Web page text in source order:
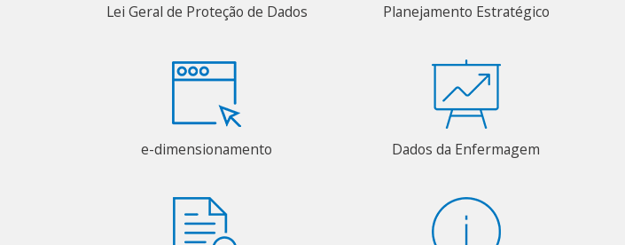
Lei Geral de Proteção de Dados Planejamento Estratégico
e-dimensionamento Dados da Enfermagem